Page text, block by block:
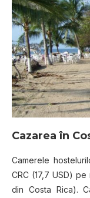
Cazarea în
Camerele
CRC (17,7 USD)
din Costa Rica).